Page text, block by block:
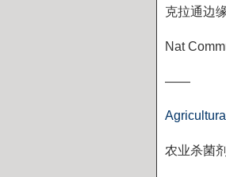
克拉通边
Nat
——
农业杀菌